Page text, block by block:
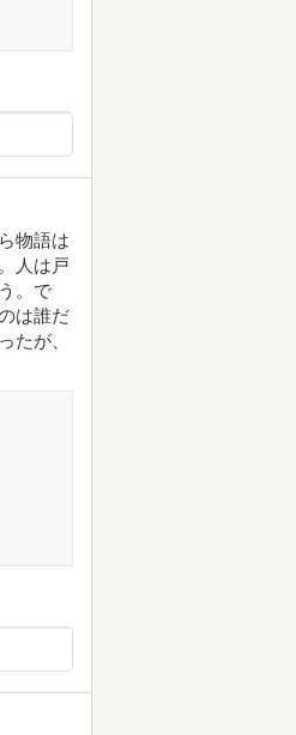
物語は
人は戸
。で
は誰だ
たが、